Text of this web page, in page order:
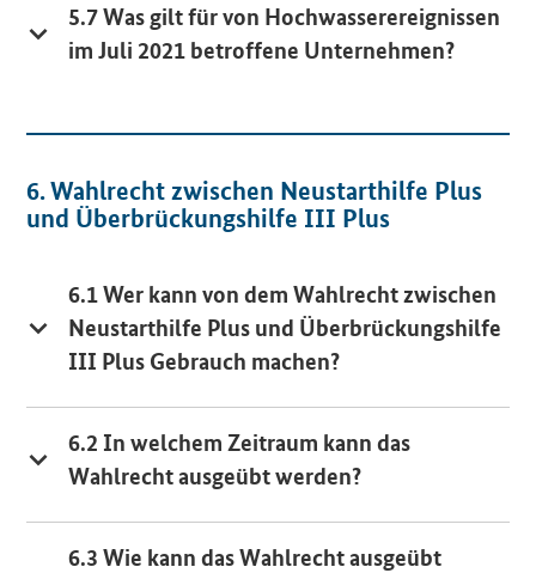
5.7 Was gilt für von Hochwasserereignissen
im Juli 2021 betroffene Unternehmen?
6. Wahlrecht zwischen Neustarthilfe Plus
und Überbrückungshilfe III Plus
6.1 Wer kann von dem Wahlrecht zwischen
Neustarthilfe Plus und Überbrückungshilfe
III Plus Gebrauch machen?
6.2 In welchem Zeitraum kann das
Wahlrecht ausgeübt werden?
6.3 Wie kann das Wahlrecht ausgeübt